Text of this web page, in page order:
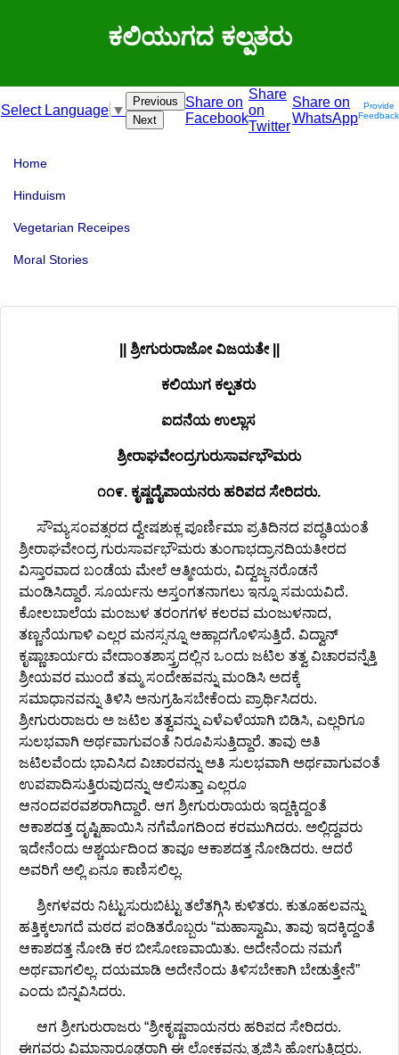
ಕಲಿಯುಗದ ಕಲ್ಪತರು
Select Language ▼
Previous
Next
Share on
Facebook
Share
on
Twitter
Share on
WhatsApp
Provide
Feedback
Home
Hinduism
Vegetarian Receipes
Moral Stories
|| ಶ್ರೀಗುರುರಾಜೋ ವಿಜಯತೇ ||
ಕಲಿಯುಗ ಕಲ್ಪತರು
ಐದನೆಯ ಉಲ್ಲಾಸ
ಶ್ರೀರಾಘವೇಂದ್ರಗುರುಸಾರ್ವಭೌಮರು
೧೧೯. ಕೃಷ್ಣದೈಪಾಯನರು ಹರಿಪದ ಸೇರಿದರು.
ಸೌಮ್ಯಸಂವತ್ಸರದ ದ್ವೇಷಶುಕ್ಲ ಪೂರ್ಣಿಮಾ ಪ್ರತಿದಿನದ ಪದ್ಧತಿಯಂತೆ
ಶ್ರೀರಾಘವೇಂದ್ರ ಗುರುಸಾರ್ವಭೌಮರು ತುಂಗಾಭದ್ರಾನದಿಯತೀರದ
ವಿಸ್ತಾರವಾದ ಬಂಡೆಯ ಮೇಲೆ ಆತ್ಮೀಯರು, ವಿದ್ವಜ್ಜನರೊಡನೆ
ಮಂಡಿಸಿದ್ದಾರೆ. ಸೂರ್ಯನು ಅಸ್ತಂಗತನಾಗಲು ಇನ್ನೂ ಸಮಯವಿದೆ.
ಕೋಲಬಾಲೆಯ ಮಂಜುಳ ತರಂಗಗಳ ಕಲರವ ಮಂಜುಳನಾದ,
ತಣ್ಣನೆಯಗಾಳಿ ಎಲ್ಲರ ಮನಸ್ಸನ್ನೂ ಆಹ್ಲಾದಗೊಳಿಸುತ್ತಿದೆ. ವಿದ್ವಾನ್
ಕೃಷ್ಣಾಚಾರ್ಯರು ವೇದಾಂತಶಾಸ್ತ್ರದಲ್ಲಿನ ಒಂದು ಜಟಿಲ ತತ್ವ ವಿಚಾರವನ್ನೆತ್ತಿ
ಶ್ರೀಯವರ ಮುಂದೆ ತಮ್ಮ ಸಂದೇಹವನ್ನು ಮಂಡಿಸಿ ಅದಕ್ಕೆ
ಸಮಾಧಾನವನ್ನು ತಿಳಿಸಿ ಅನುಗ್ರಹಿಸಬೇಕೆಂದು ಪ್ರಾರ್ಥಿಸಿದರು.
ಶ್ರೀಗುರುರಾಜರು ಅ ಜಟಿಲ ತತ್ವವನ್ನು ಎಳೆಎಳೆಯಾಗಿ ಬಿಡಿಸಿ, ಎಲ್ಲರಿಗೂ
ಸುಲಭವಾಗಿ ಅರ್ಥವಾಗುವಂತೆ ನಿರೂಪಿಸುತ್ತಿದ್ದಾರೆ. ತಾವು ಅತಿ
ಜಟಿಲವೆಂದು ಭಾವಿಸಿದ ವಿಚಾರವನ್ನು ಅತಿ ಸುಲಭವಾಗಿ ಅರ್ಥವಾಗುವಂತೆ
ಉಪಪಾದಿಸುತ್ತಿರುವುದನ್ನು ಆಲಿಸುತ್ತಾ ಎಲ್ಲರೂ
ಆನಂದಪರವಶರಾಗಿದ್ದಾರೆ. ಆಗ ಶ್ರೀಗುರುರಾಯರು ಇದ್ದಕ್ಕಿದ್ದಂತೆ
ಆಕಾಶದತ್ತ ದೃಷ್ಟಿಹಾಯಿಸಿ ನಗೆಮೊಗದಿಂದ ಕರಮುಗಿದರು. ಅಲ್ಲಿದ್ದವರು
ಇದೇನೆಂದು ಆಶ್ಚರ್ಯದಿಂದ ತಾವೂ ಆಕಾಶದತ್ತ ನೋಡಿದರು. ಆದರೆ
ಅವರಿಗೆ ಅಲ್ಲಿ ಏನೂ ಕಾಣಿಸಲಿಲ್ಲ.
ಶ್ರೀಗಳವರು ನಿಟ್ಟುಸುರುಬಿಟ್ಟು ತಲೆತಗ್ಗಿಸಿ ಕುಳಿತರು. ಕುತೂಹಲವನ್ನು
ಹತ್ತಿಕ್ಕಲಾಗದೆ ಮಠದ ಪಂಡಿತರೊಬ್ಬರು “ಮಹಾಸ್ವಾಮಿ, ತಾವು ಇದಕ್ಕಿದ್ದಂತೆ
ಆಕಾಶದತ್ತ ನೋಡಿ ಕರ ಬೀಸೋಣವಾಯಿತು. ಅದೇನೆಂದು ನಮಗೆ
ಅರ್ಥವಾಗಲಿಲ್ಲ. ದಯಮಾಡಿ ಅದೇನೆಂದು ತಿಳಿಸಬೇಕಾಗಿ ಬೇಡುತ್ತೇನೆ”
ಎಂದು ಬಿನ್ನವಿಸಿದರು.
ಆಗ ಶ್ರೀಗುರುರಾಜರು “ಶ್ರೀಕೃಷ್ಣಪಾಯನರು ಹರಿಪದ ಸೇರಿದರು.
ಈಗವರು ವಿಮಾನಾರೂಢರಾಗಿ ಈ ಲೋಕವನ್ನು ತ್ಯಜಿಸಿ ಹೋಗುತ್ತಿದ್ದರು.